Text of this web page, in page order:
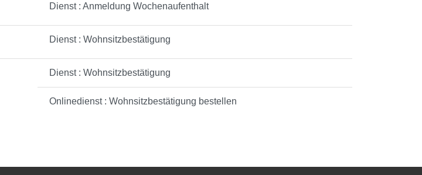
Dienst : Anmeldung Wochenaufenthalt
Dienst : Wohnsitzbestätigung
Dienst : Wohnsitzbestätigung
Onlinedienst : Wohnsitzbestätigung bestellen